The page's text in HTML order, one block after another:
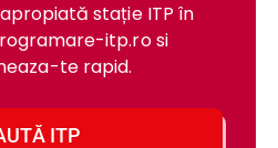
stație ITP în
itp.ro si
te rapid.
ITP